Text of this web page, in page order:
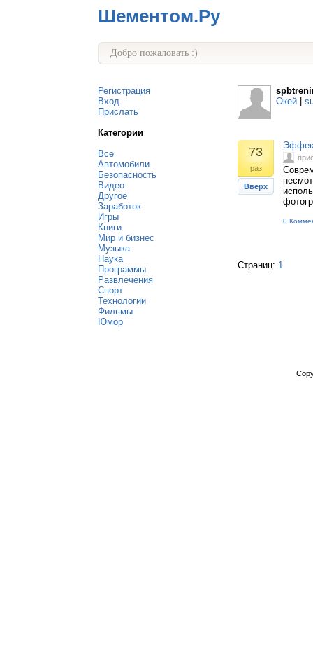
Шементом.Ру
Добро пожаловать :)
Регистрация
Вход
Прислать
Категории
Все
Автомобили
Безопасность
Видео
Другое
Заработок
Игры
Книги
Мир и бизнес
Музыка
Наука
Программы
Развлечения
Спорт
Технологии
Фильмы
Юмор
Окей
73
раз
Вверх
0
Страниц: 1